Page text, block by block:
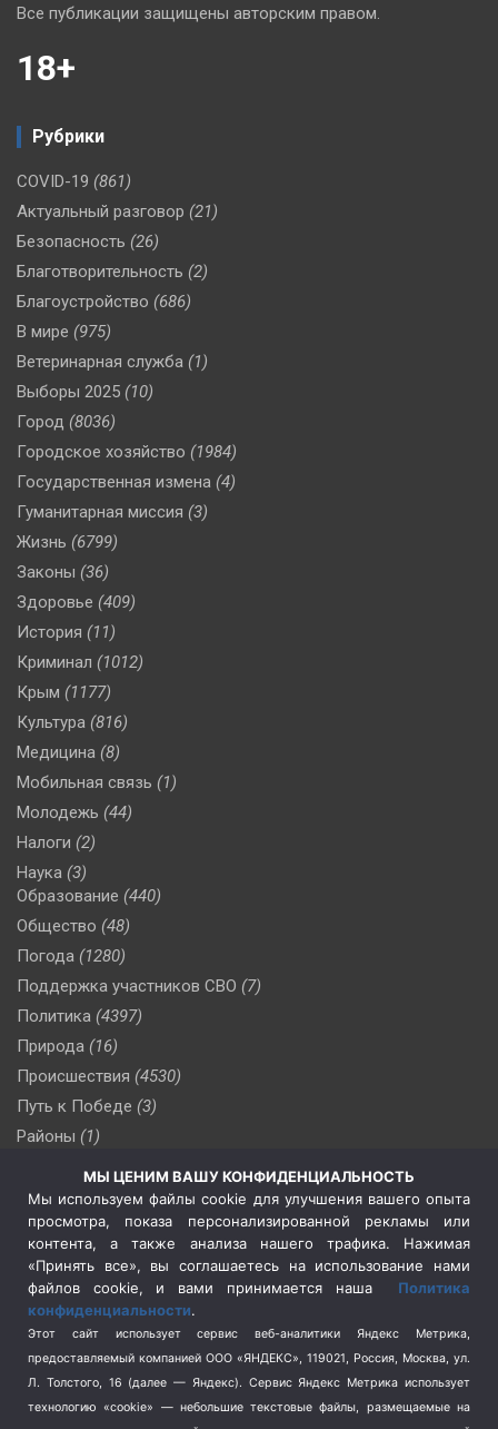
Все публикации защищены авторским правом.
18+
Рубрики
COVID-19 (861)
Актуальный разговор (21)
Безопасность (26)
Благотворительность (2)
Благоустройство (686)
В мире (975)
Ветеринарная служба (1)
Выборы 2025 (10)
Город (8036)
Городское хозяйство (1984)
Государственная измена (4)
Гуманитарная миссия (3)
Жизнь (6799)
Законы (36)
Здоровье (409)
История (11)
Криминал (1012)
Крым (1177)
Культура (816)
Медицина (8)
Мобильная связь (1)
Молодежь (44)
Налоги (2)
Наука (3)
Образование (440)
Общество (48)
Погода (1280)
Поддержка участников СВО (7)
Политика (4397)
Природа (16)
Происшествия (4530)
Путь к Победе (3)
Районы (1)
Сельское хозяйство (3)
Социальная политика
(3)
Спецоперация в Украине
Спецоперация на Украине
(404)
Спорт (740)
Терроризм (1)
Транспорт (262)
МЫ ЦЕНИМ ВАШУ КОНФИДЕНЦИАЛЬНОСТЬ
Мы используем файлы cookie для улучшения вашего опыта
просмотра, показа персонализированной рекламы или
контента, а также анализа нашего трафика. Нажимая
«Принять все», вы соглашаетесь на использование нами
файлов cookie, и вами принимается наша Политика
конфиденциальности.
Этот сайт использует сервис веб-аналитики Яндекс Метрика,
предоставляемый компанией ООО «ЯНДЕКС», 119021, Россия, Москва, ул.
Л. Толстого, 16 (далее — Яндекс). Сервис Яндекс Метрика использует
технологию «cookie» — небольшие текстовые файлы, размещаемые на